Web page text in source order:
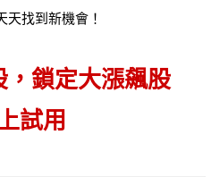
天找到新機會！
，鎖定大漲飆股
試用